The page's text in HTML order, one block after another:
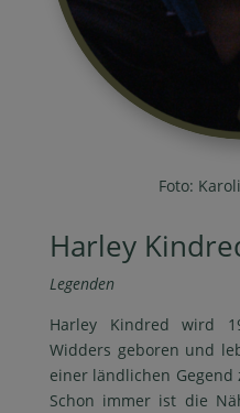
Foto:
Harley
Legenden
Harley Kindred wird
Widders geboren und
einer ländlichen Gegend
Schon immer ist die